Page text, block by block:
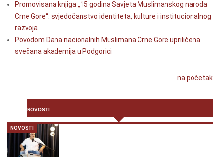
Promovisana knjiga „15 godina Savjeta Muslimanskog naroda
Crne Gore“: svjedočanstvo identiteta, kulture i institucionalnog
razvoja
Povodom Dana nacionalnih Muslimana Crne Gore upriličena
svečana akademija u Podgorici
na početak
NOVOSTI
NOVOSTI